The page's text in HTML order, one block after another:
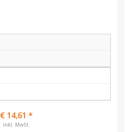
€ 14,61 *
inkl. MwSt.